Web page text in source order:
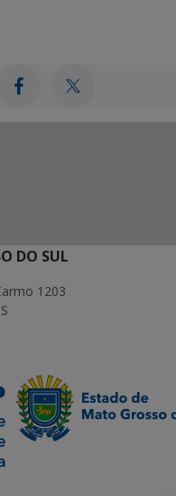
DO SUL
1203